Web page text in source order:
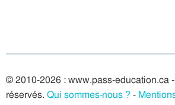
© 2010-2026 : www.pass-education.ca
réservés. Qui sommes-nous ? -